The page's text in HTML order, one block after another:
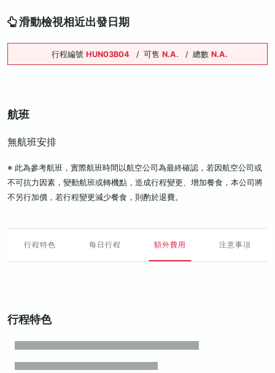
滑動檢視相近出發日期
行程編號 HUN03B04 / 可售 N.A. / 總數 N.A.
航班
無航班安排
※ 此為參考航班，實際航班時間以航空公司為最終確認，若因航空公司或
不可抗力因素，變動航班或轉機點，造成行程變更、增加餐食，本公司將
不另行加價，若行程變更減少餐食，則酌於退費。
行程特色 每日行程 額外費用 注意事項
行程特色